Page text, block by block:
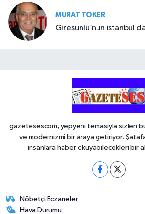
MURAT TOKER
Giresunlu’nun istanbul
gazetesescom, yepyeni temasıyla sizleri
ve modernizmi bir araya getiriyor.
insanlara haber okuyabilecekleri bir
Nöbetçi Eczaneler
Hava Durumu